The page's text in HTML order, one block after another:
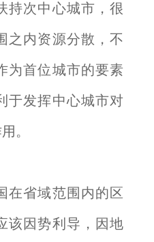
持次中心城市，很
之内资源分散，不
为首位城市的要素
于发挥中心城市对
。
省域范围内的区
该因势利导，因地